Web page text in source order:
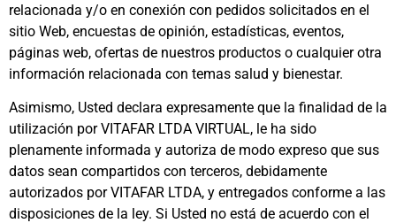
relacionada y/o en conexión con pedidos solicitados en el
sitio Web, encuestas de opinión, estadísticas, eventos,
páginas web, ofertas de nuestros productos o cualquier otra
información relacionada con temas salud y bienestar.
Asimismo, Usted declara expresamente que la finalidad de la
utilización por VITAFAR LTDA VIRTUAL, le ha sido
plenamente informada y autoriza de modo expreso que sus
datos sean compartidos con terceros, debidamente
autorizados por VITAFAR LTDA, y entregados conforme a las
disposiciones de la ley. Si Usted no está de acuerdo con el